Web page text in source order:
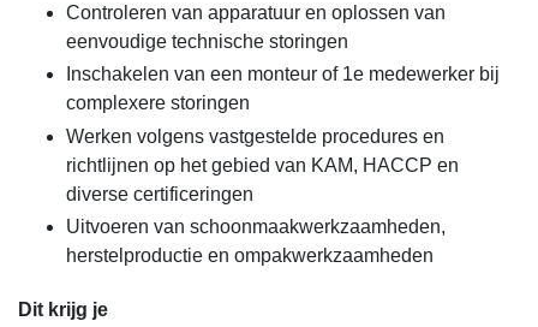
Controleren van apparatuur en oplossen van
eenvoudige technische storingen
Inschakelen van een monteur of 1e medewerker bij
complexere storingen
Werken volgens vastgestelde procedures en
richtlijnen op het gebied van KAM, HACCP en
diverse certificeringen
Uitvoeren van schoonmaakwerkzaamheden,
herstelproductie en ompakwerkzaamheden
Dit krijg je